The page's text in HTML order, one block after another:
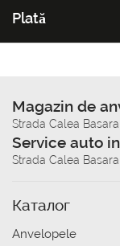
Plată
Magazin de
Strada Calea
Service auto
Strada Calea
Каталог
Anvelopele